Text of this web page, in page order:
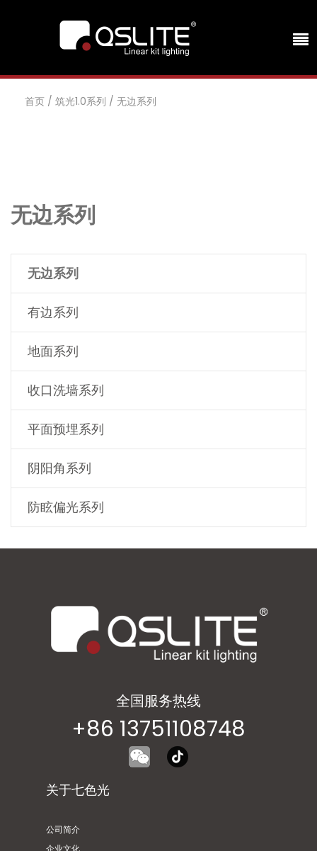
首页 / 筑光1.0系列 / 无边系列
无边系列
无边系列
有边系列
地面系列
收口洗墙系列
平面预埋系列
阴阳角系列
防眩偏光系列
全国服务热线
+86 13751108748
关于七色光
公司简介
企业文化